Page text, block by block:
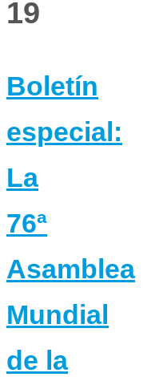
19
Boletín
especial:
La
76ª
Asamblea
Mundial
de la